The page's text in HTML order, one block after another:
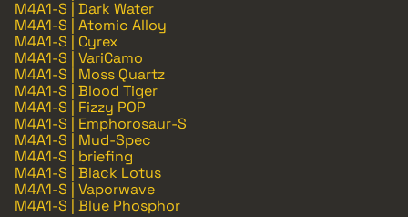
M4A1-S | Dark Water
M4A1-S | Atomic Alloy
M4A1-S | Cyrex
M4A1-S | VariCamo
M4A1-S | Moss Quartz
M4A1-S | Blood Tiger
M4A1-S | Fizzy POP
M4A1-S | Emphorosaur-S
M4A1-S | Mud-Spec
M4A1-S | briefing
M4A1-S | Black Lotus
M4A1-S | Vaporwave
M4A1-S | Blue Phosphor